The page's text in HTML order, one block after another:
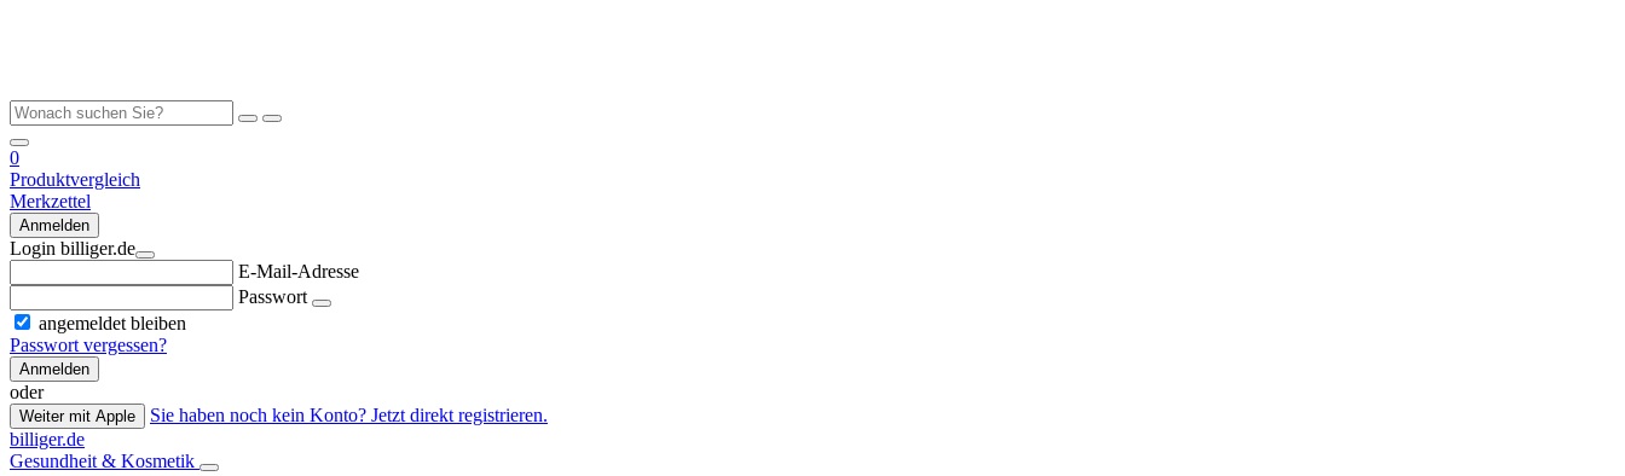
0
Produktvergleich
Merkzettel
Anmelden
Login billiger.de
E-Mail-Adresse
Passwort
angemeldet bleiben
Passwort vergessen?
Anmelden
oder
Weiter mit Apple
Sie haben noch kein Konto? Jetzt direkt registrieren.
billiger.de
Gesundheit & Kosmetik